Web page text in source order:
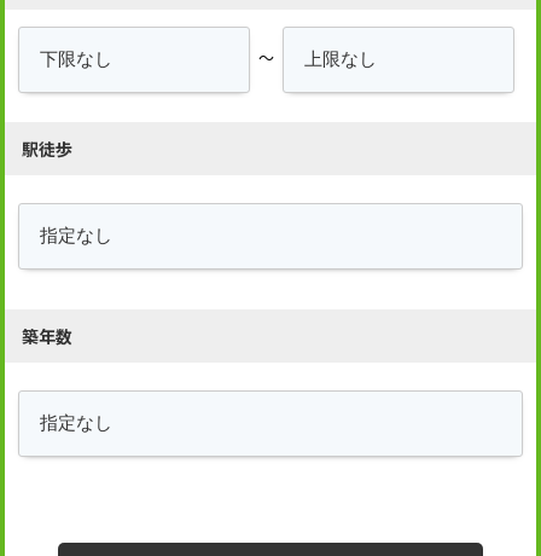
～
駅徒歩
築年数